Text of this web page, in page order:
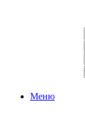
Меню